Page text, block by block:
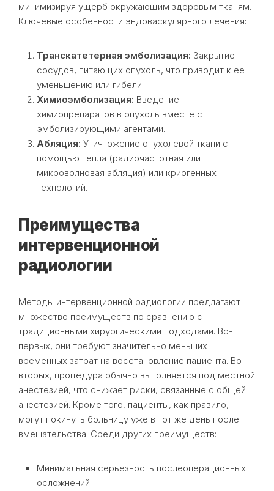
минимизируя ущерб окружающим здоровым тканям.
Ключевые особенности эндоваскулярного лечения:
Транскатетерная эмболизация: Закрытие
сосудов, питающих опухоль, что приводит к её
уменьшению или гибели.
Химиоэмболизация: Введение
химиопрепаратов в опухоль вместе с
эмболизирующими агентами.
Абляция: Уничтожение опухолевой ткани с
помощью тепла (радиочастотная или
микроволновая абляция) или криогенных
технологий.
Преимущества
интервенционной
радиологии
Методы интервенционной радиологии предлагают
множество преимуществ по сравнению с
традиционными хирургическими подходами. Во-
первых, они требуют значительно меньших
временных затрат на восстановление пациента. Во-
вторых, процедура обычно выполняется под местной
анестезией, что снижает риски, связанные с общей
анестезией. Кроме того, пациенты, как правило,
могут покинуть больницу уже в тот же день после
вмешательства. Среди других преимуществ:
Минимальная серьезность послеоперационных
осложнений